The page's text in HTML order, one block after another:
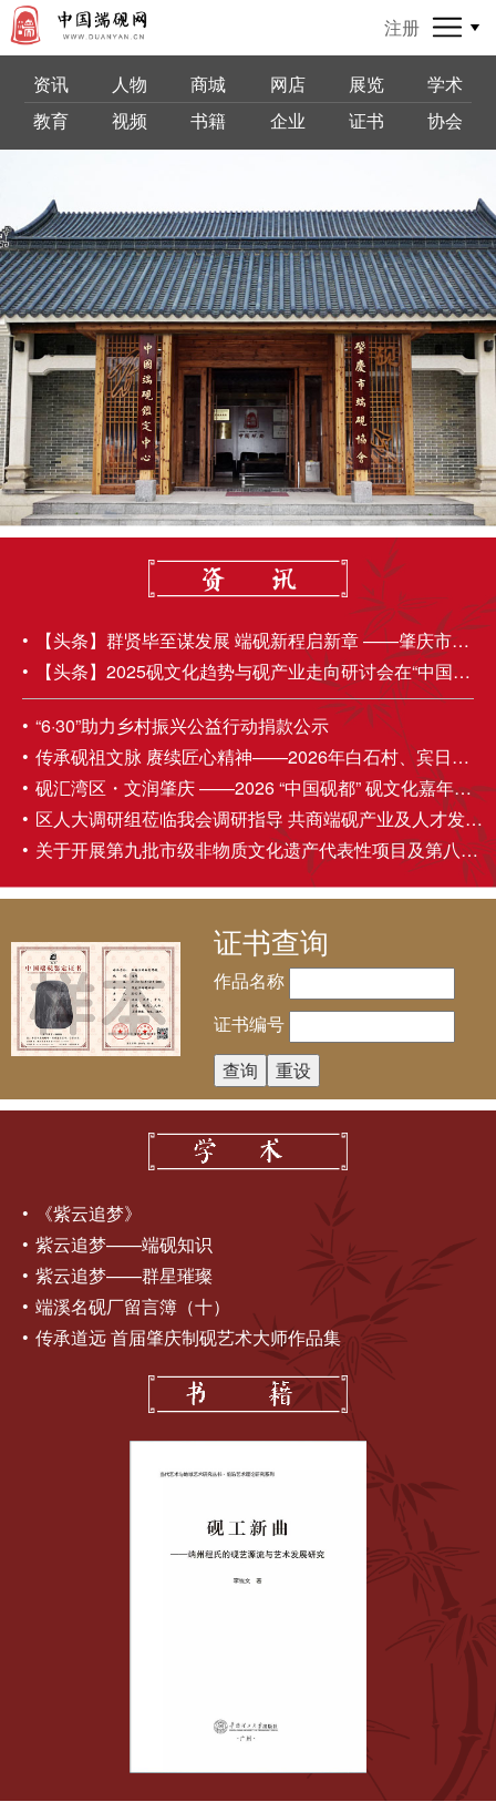
注册
资讯 人物 商城 网店 展览
学术
教育
视频 书籍 企业 证书 协会
【头条】群贤毕至谋发展 端砚新程启新章 ——肇庆市端砚协会第五届理事会第四次会员大会成功举办
【头条】2025砚文化趋势与砚产业走向研讨会在“中国砚都——肇庆”圆满召开
“6·30”助力乡村振兴公益行动捐款公示
传承砚祖文脉 赓续匠心精神——2026年白石村、宾日村伍丁诞民俗活动圆满举办
砚汇湾区・文润肇庆 ——2026 “中国砚都” 砚文化嘉年华盛大启幕
区人大调研组莅临我会调研指导 共商端砚产业及人才发展大计
关于开展第九批市级非物质文化遗产代表性项目及第八批市级非物质文化遗产代表性传承人推荐申报工作的通知
证书查询
作品名称
证书编号
《紫云追梦》
紫云追梦——端砚知识
紫云追梦——群星璀璨
端溪名砚厂留言簿（十）
传承道远 首届肇庆制砚艺术大师作品集